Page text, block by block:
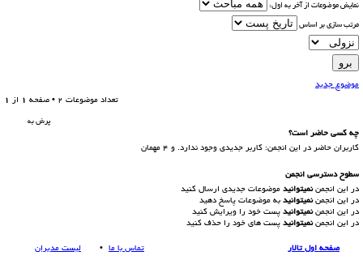
نمایش موضوعات از آخر به اول:
مرتب سازی بر اساس
موضوع جدید
تعداد موضوعات 2 • صفحه
1 از 1
پرش به
چه کسی حاضر است؟
کاربران حاضر در این انجمن: کاربر جدیدی وجود ندارد. و 4 مهمان
سطوح دسترسي انجمن
در این انجمننمیتوانید موضوعات جدیدی ارسال کنید
در این انجمننمیتوانید به موضوعات پاسخ دهید
در این انجمننمیتوانید پست خود را ویرایش کنید
در این انجمننمیتوانید پست های خود را حذف کنید
صفحه اول تالار لیست مدیران تماس با ما